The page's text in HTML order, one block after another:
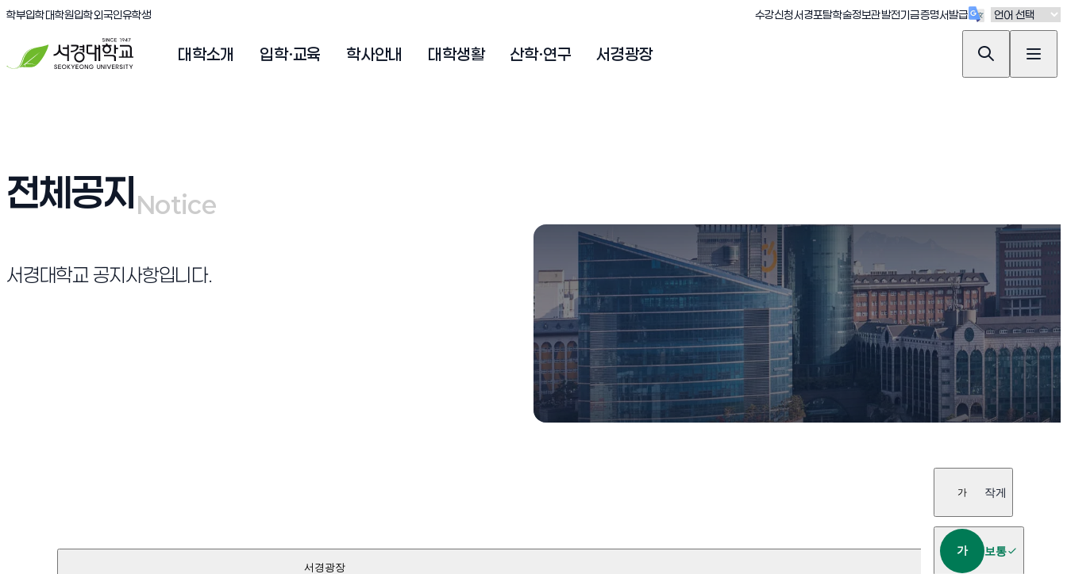
서경대학교
학부입학(새창 열림)
대학원입학(새창 열림)
외국인유학생(새창 열림) 수강신청(새창 열림)
서경포탈(새창 열림)
학술정보관(새창 열림)
발전기금(새창 열림)
증명서발급(새창 열림)
대학소개 입학·교육 학사안내 대학생활 산학·연구 서경광장
전체공지 Notice
Notice
서경대학교 공지사항입니다.
서경광장
가 작게
가 보통